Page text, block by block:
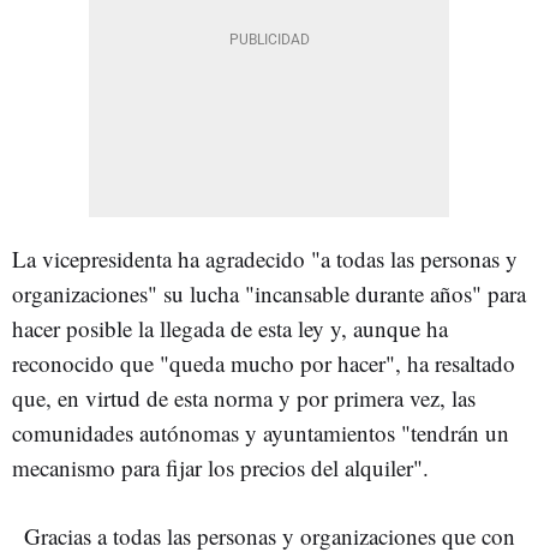
La vicepresidenta ha agradecido "a todas las personas y
organizaciones" su lucha "incansable durante años" para
hacer posible la llegada de esta ley y, aunque ha
reconocido que "queda mucho por hacer", ha resaltado
que, en virtud de esta norma y por primera vez, las
comunidades autónomas y ayuntamientos "tendrán un
mecanismo para fijar los precios del alquiler".
Gracias a todas las personas y organizaciones que con